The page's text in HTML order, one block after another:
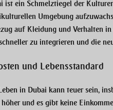
ist ein Schmelztiegel der
Umgebung
auf Kleidung und Verhalten
zu integrieren und die
und Lebensstandard
in Dubai kann teuer sein,
höher und es gibt keine